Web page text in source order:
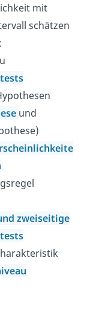
mit
schätzen
und
zweiseitige